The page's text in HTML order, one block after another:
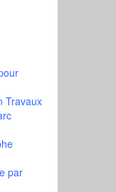
Travaux
par